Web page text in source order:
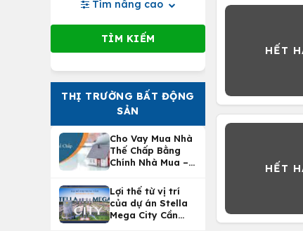
Tìm nâng cao
THỊ TRƯỜNG BẤT ĐỘNG
SẢN
Cho Vay Mua Nhà
Thế Chấp Bằng
Chính Nhà Mua –
Nhà Tại
Vietcombank
Lợi thế từ vị trí
của dự án Stella
Mega City Cần